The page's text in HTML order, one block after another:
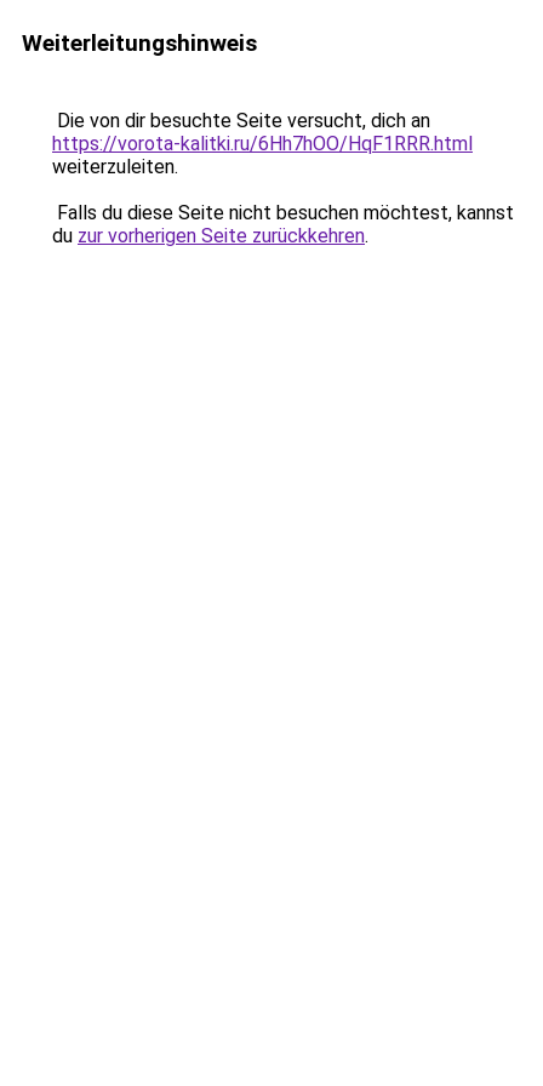
Weiterleitungshinweis
Die von dir besuchte Seite versucht, dich an
https://vorota-kalitki.ru/6Hh7hOO/HqF1RRR.html
weiterzuleiten.
Falls du diese Seite nicht besuchen möchtest, kannst
du zur vorherigen Seite zurückkehren.